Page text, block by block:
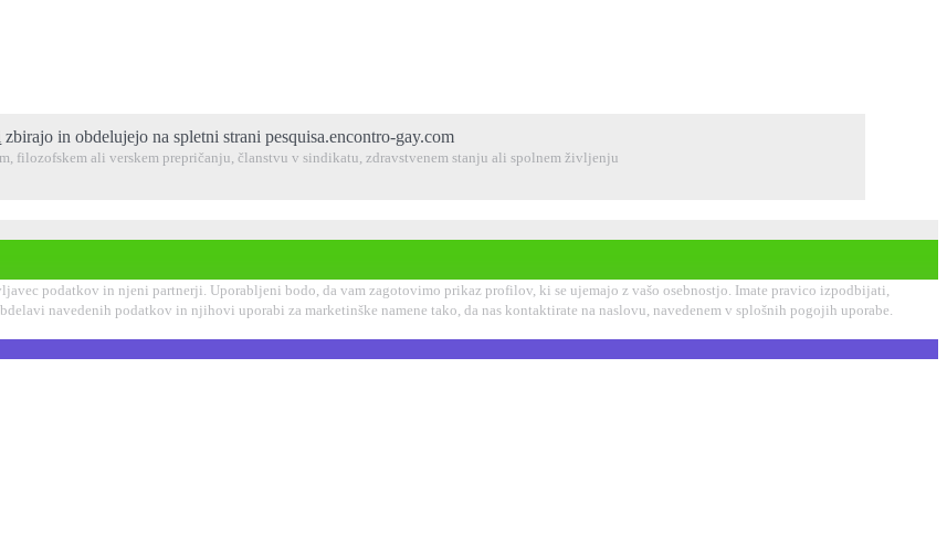
zbirajo in obdelujejo na spletni strani pesquisa.encontro-gay.com
filozofskem ali verskem prepričanju, članstvu v sindikatu, zdravstvenem stanju ali spolnem življenju
podatkov in njeni partnerji. Uporabljeni bodo, da vam zagotovimo prikaz profilov, ki se ujemajo z vašo osebnostjo. Imate pravico izpodbijati,
navedenih podatkov in njihovi uporabi za marketinške namene tako, da nas kontaktirate na naslovu, navedenem v splošnih pogojih uporabe.